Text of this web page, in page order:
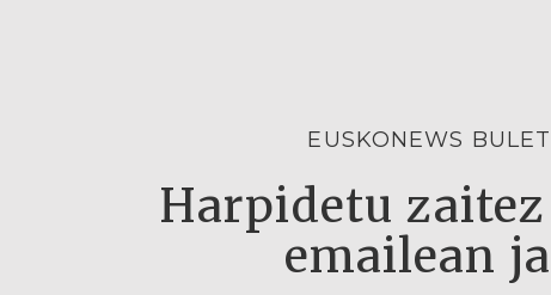
EUSKONEWS
Harpidetu
emailean